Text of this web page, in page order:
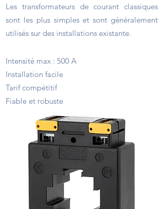
Les transformateurs de courant classiques
sont les plus simples et sont généralement
utilisés sur des installations existante.
Intensité max : 500 A
Installation facile
Tarif compétitif
Fiable et robuste